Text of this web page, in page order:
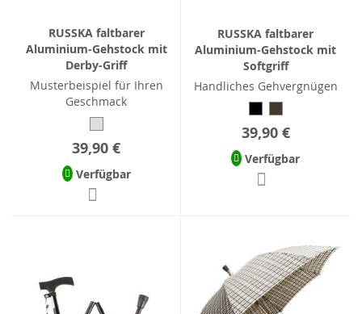
RUSSKA faltbarer
Aluminium-Gehstock mit
Derby-Griff
Musterbeispiel für Ihren
Geschmack
39,90 €
Verfügbar
RUSSKA faltbarer
Aluminium-Gehstock mit
Softgriff
Handliches Gehvergnügen
39,90 €
Verfügbar